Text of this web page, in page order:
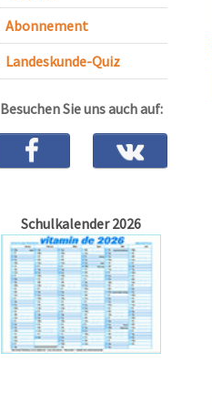
Abonnement
Landeskunde-Quiz
Besuchen Sie uns auch auf:
Schulkalender 2026